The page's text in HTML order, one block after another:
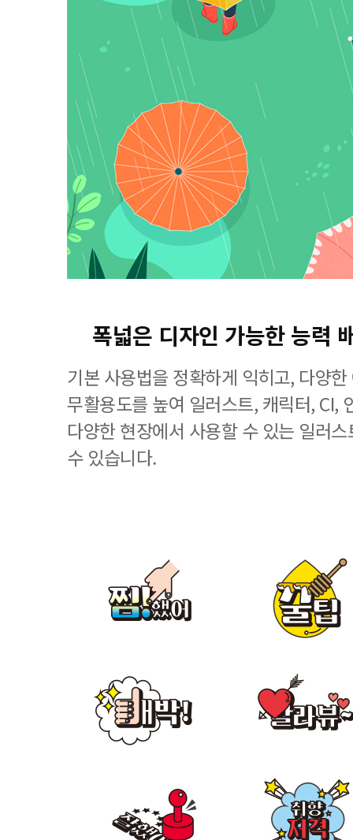
폭넓은 디자인 가능한 능력
기본 사용법을 정확하게 익히고, 다양
무활용도를 높여 일러스트, 캐릭터, CI,
다양한 현장에서 사용할 수 있는 일러
수 있습니다.